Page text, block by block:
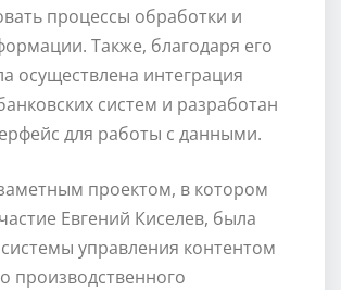
процессы обработки и
Также, благодаря его
осуществлена интеграция
систем и разработан
для работы с данными.
проектом, в котором
Евгений Киселев, была
управления контентом
производственного